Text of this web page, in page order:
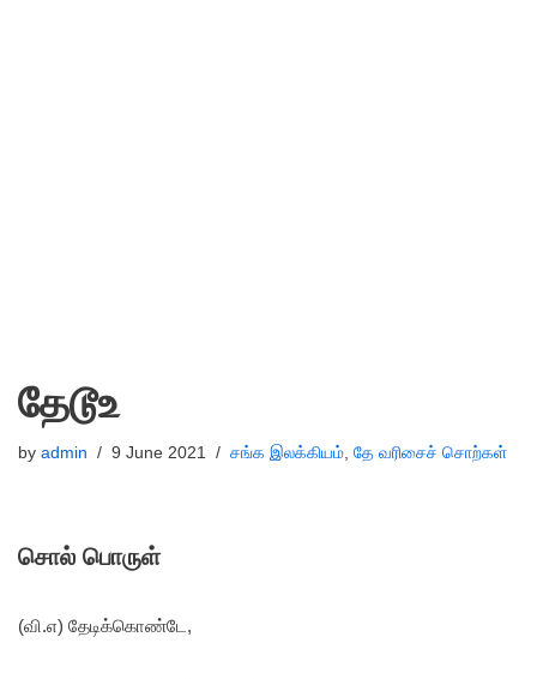
தேடூஉ
by admin 9 June 2021 சங்க இலக்கியம், தே வரிசைச் சொற்கள்
சொல் பொருள்
(வி.எ) தேடிக்கொண்டே,